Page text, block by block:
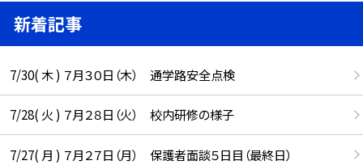
新着記事
7/30( 木 ) ７月３０日（木） 通学路安全点検
7/28( 火 ) ７月２８日（火） 校内研修の様子
7/27( 月 ) ７月２７日（月） 保護者面談５日目（最終日）